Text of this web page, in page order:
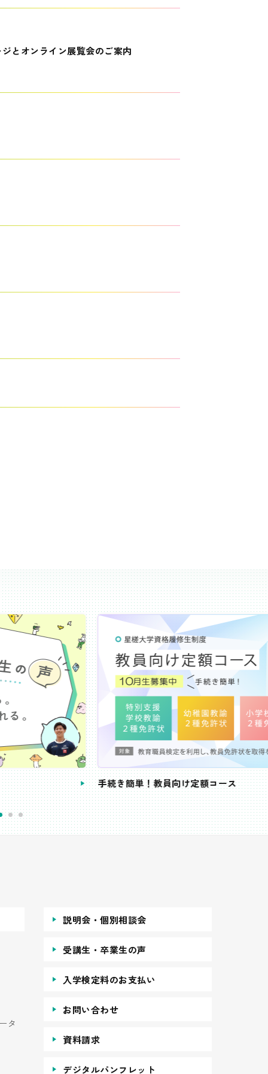
とオンライン展覧会のご案内
簡単！教員向け定額コース 教員免許状が
タ
説明会・個別相談会
受講生・卒業生の声
入学検定料のお支払い
お問い合わせ
資料請求
デジタルパンフレット